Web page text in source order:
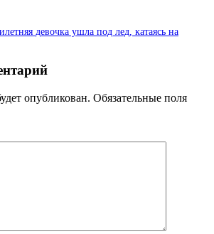
девочка ушла под лед, катаясь на
опубликован. Обязательные поля